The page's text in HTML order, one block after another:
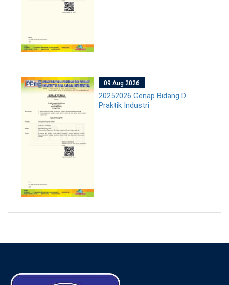
09 Aug 2026
20252026 Genap Bidang D
Praktik Industri